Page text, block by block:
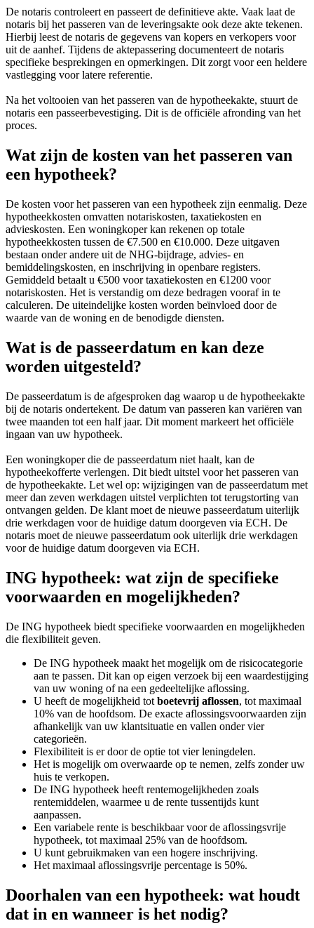
De notaris controleert en passeert de definitieve akte. Vaak laat de
notaris bij het passeren van de leveringsakte ook deze akte tekenen.
Hierbij leest de notaris de gegevens van kopers en verkopers voor
uit de aanhef. Tijdens de aktepassering documenteert de notaris
specifieke besprekingen en opmerkingen. Dit zorgt voor een heldere
vastlegging voor latere referentie.
Na het voltooien van het passeren van de hypotheekakte, stuurt de
notaris een passeerbevestiging. Dit is de officiële afronding van het
proces.
Wat zijn de kosten van het passeren van
een hypotheek?
De kosten voor het passeren van een hypotheek zijn eenmalig. Deze
hypotheekkosten omvatten notariskosten, taxatiekosten en
advieskosten. Een woningkoper kan rekenen op totale
hypotheekkosten tussen de €7.500 en €10.000. Deze uitgaven
bestaan onder andere uit de NHG-bijdrage, advies- en
bemiddelingskosten, en inschrijving in openbare registers.
Gemiddeld betaalt u €500 voor taxatiekosten en €1200 voor
notariskosten. Het is verstandig om deze bedragen vooraf in te
calculeren. De uiteindelijke kosten worden beïnvloed door de
waarde van de woning en de benodigde diensten.
Wat is de passeerdatum en kan deze
worden uitgesteld?
De passeerdatum is de afgesproken dag waarop u de hypotheekakte
bij de notaris ondertekent. De datum van passeren kan variëren van
twee maanden tot een half jaar. Dit moment markeert het officiële
ingaan van uw hypotheek.
Een woningkoper die de passeerdatum niet haalt, kan de
hypotheekofferte verlengen. Dit biedt uitstel voor het passeren van
de hypotheekakte. Let wel op: wijzigingen van de passeerdatum met
meer dan zeven werkdagen uitstel verplichten tot terugstorting van
ontvangen gelden. De klant moet de nieuwe passeerdatum uiterlijk
drie werkdagen voor de huidige datum doorgeven via ECH. De
notaris moet de nieuwe passeerdatum ook uiterlijk drie werkdagen
voor de huidige datum doorgeven via ECH.
ING hypotheek: wat zijn de specifieke
voorwaarden en mogelijkheden?
De ING hypotheek biedt specifieke voorwaarden en mogelijkheden
die flexibiliteit geven.
De ING hypotheek maakt het mogelijk om de risicocategorie
aan te passen. Dit kan op eigen verzoek bij een waardestijging
van uw woning of na een gedeeltelijke aflossing.
U heeft de mogelijkheid tot boetevrij aflossen, tot maximaal
10% van de hoofdsom. De exacte aflossingsvoorwaarden zijn
afhankelijk van uw klantsituatie en vallen onder vier
categorieën.
Flexibiliteit is er door de optie tot vier leningdelen.
Het is mogelijk om overwaarde op te nemen, zelfs zonder uw
huis te verkopen.
De ING hypotheek heeft rentemogelijkheden zoals
rentemiddelen, waarmee u de rente tussentijds kunt
aanpassen.
Een variabele rente is beschikbaar voor de aflossingsvrije
hypotheek, tot maximaal 25% van de hoofdsom.
U kunt gebruikmaken van een hogere inschrijving.
Het maximaal aflossingsvrije percentage is 50%.
Doorhalen van een hypotheek: wat houdt
dat in en wanneer is het nodig?